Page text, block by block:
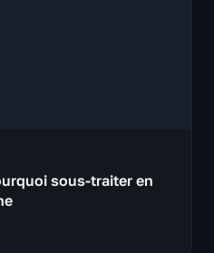
sous-traiter en